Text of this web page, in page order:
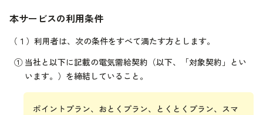
本サービスの利用条件
（１） 利用者は、次の条件をすべて満たす方とします。
① 当社と以下に記載の電気需給契約（以下、「対象契約」とい
います。）を締結していること。
ポイントプラン、おとくプラン、とくとくプラン、スマ